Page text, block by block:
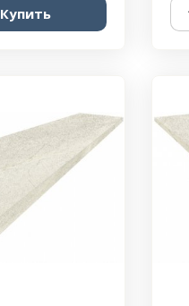
Купить